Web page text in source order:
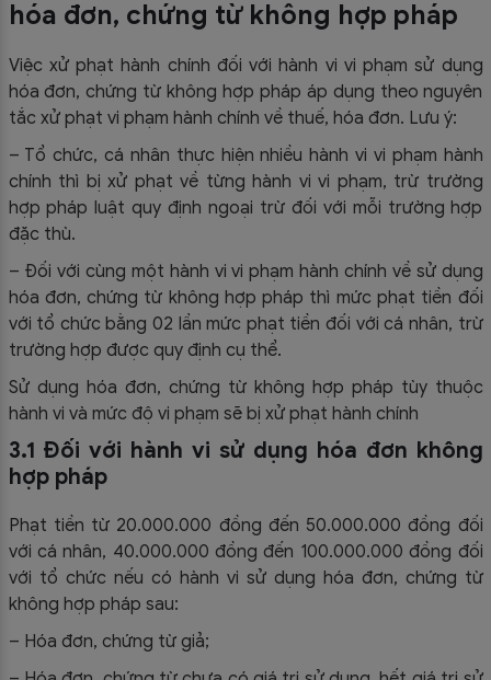
hóa đơn, chứng từ không hợp pháp
Việc xử phạt hành chính đối với hành vi vi phạm sử dụng
hóa đơn, chứng từ không hợp pháp áp dụng theo nguyên
tắc xử phạt vi phạm hành chính về thuế, hóa đơn. Lưu ý:
– Tổ chức, cá nhân thực hiện nhiều hành vi vi phạm hành
chính thì bị xử phạt về từng hành vi vi phạm, trừ trường
hợp pháp luật quy định ngoại trừ đối với mỗi trường hợp
đặc thù.
– Đối với cùng một hành vi vi phạm hành chính về sử dụng
hóa đơn, chứng từ không hợp pháp thì mức phạt tiền đối
với tổ chức bằng 02 lần mức phạt tiền đối với cá nhân, trừ
trường hợp được quy định cụ thể.
Sử dụng hóa đơn, chứng từ không hợp pháp tùy thuộc
hành vi và mức độ vi phạm sẽ bị xử phạt hành chính
3.1 Đối với hành vi sử dụng hóa đơn không
hợp pháp
Phạt tiền từ 20.000.000 đồng đến 50.000.000 đồng đối
với cá nhân, 40.000.000 đồng đến 100.000.000 đồng đối
với tổ chức nếu có hành vi sử dụng hóa đơn, chứng từ
không hợp pháp sau:
– Hóa đơn, chứng từ giả;